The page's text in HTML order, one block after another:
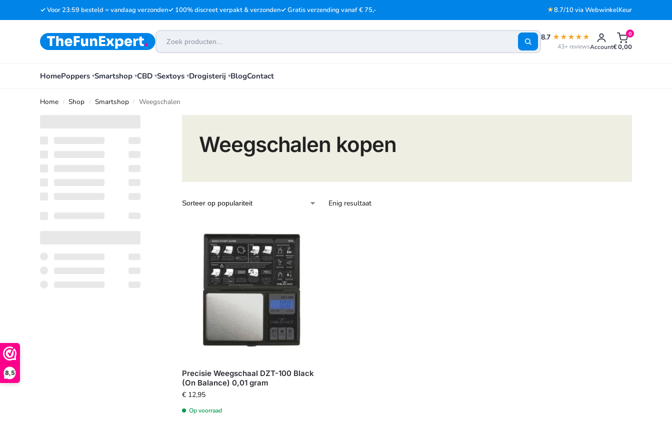
8,5
✓ Voor 23:59 besteld = vandaag verzonden✓ 100% discreet verpakt & verzonden✓ Gratis verzending vanaf € 75,- ★8.7/10 via WebwinkelKeur
8.7 ★★★★★
43+ reviewsAccount€0,00
0
HomePoppers Smartshop CBD Sextoys Drogisterij BlogContact
Home / Shop / Smartshop / Weegschalen
Weegschalen kopen
Enig resultaat
Precisie Weegschaal DZT-100 Black
(On Balance) 0,01 gram
€ 12,95
Op voorraad